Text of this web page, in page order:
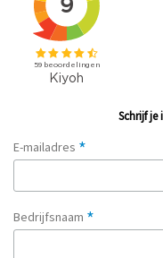
Schrijf je
E-mailadres *
Bedrijfsnaam *